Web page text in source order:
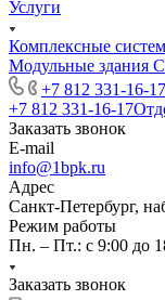
Услуги
Комплексные
Модульные здания
+7 812 331-16-17
+7 812 331-16-17
Заказать звонок
E-mail
info@1bpk.ru
Адрес
Санкт-Петербург,
Режим работы
Пн. – Пт.: с 9:00 до
Заказать звонок